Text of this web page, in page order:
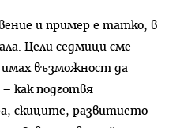
и пример е татко, в
Цели седмици сме
имах възможност да
как подготвя
скиците, развитието